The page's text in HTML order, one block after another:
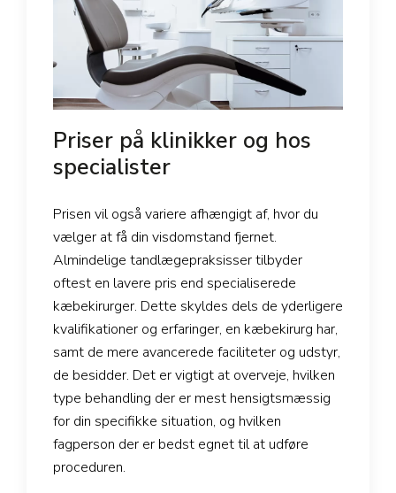
Priser på klinikker og hos
specialister
Prisen vil også variere afhængigt af, hvor du
vælger at få din visdomstand fjernet.
Almindelige tandlægepraksisser tilbyder
oftest en lavere pris end specialiserede
kæbekirurger. Dette skyldes dels de yderligere
kvalifikationer og erfaringer, en kæbekirurg har,
samt de mere avancerede faciliteter og udstyr,
de besidder. Det er vigtigt at overveje, hvilken
type behandling der er mest hensigtsmæssig
for din specifikke situation, og hvilken
fagperson der er bedst egnet til at udføre
proceduren.